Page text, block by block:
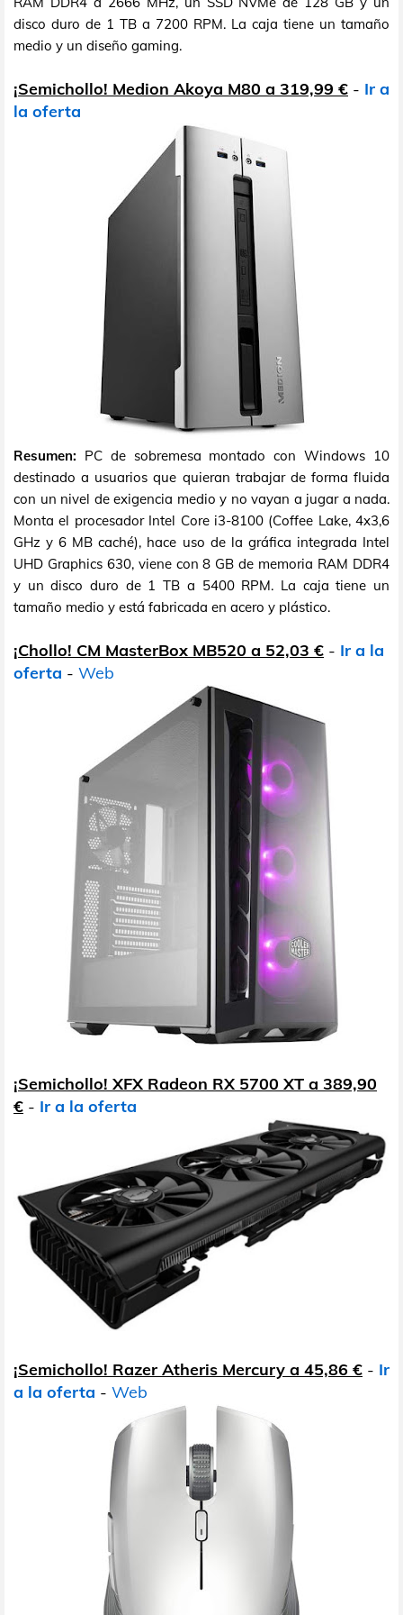
disco duro de 1 TB a 7200 RPM. La caja tiene un tamaño
medio y un diseño gaming.
¡Semichollo! Medion Akoya M80 a 319,99 € - Ir a
la oferta
Resumen: PC de sobremesa montado con Windows 10
destinado a usuarios que quieran trabajar de forma fluida
con un nivel de exigencia medio y no vayan a jugar a nada.
Monta el procesador Intel Core i3-8100 (Coffee Lake, 4x3,6
GHz y 6 MB caché), hace uso de la gráfica integrada Intel
UHD Graphics 630, viene con 8 GB de memoria RAM DDR4
y un disco duro de 1 TB a 5400 RPM. La caja tiene un
tamaño medio y está fabricada en acero y plástico.
¡Chollo! CM MasterBox MB520 a 52,03 € - Ir a la
oferta - Web
¡Semichollo! XFX Radeon RX 5700 XT a 389,90
€ - Ir a la oferta
¡Semichollo! Razer Atheris Mercury a 45,86 € - Ir
a la oferta - Web